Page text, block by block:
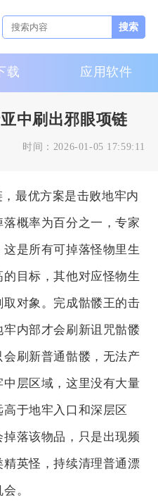
搜索
载 应用软件
中刷出邪眼项链
时间： 2026-01-05 17:59:11
最优方案是击败地牢内
概率为百分之一，专家
是所有可掉落怪物里生
目标，其他对应怪物生
对象。完成骷髅王的击
内部才会刷新诅咒骷髅
刷新普通骷髅，无法产
层区域，这里没有大量
于地牢入口和深层区
落该物品，只是出现频
英怪，持续清理普通漂
。